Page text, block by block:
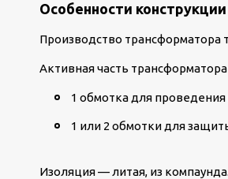
Особенности конструкции
Производство трансформатора
Активная часть
1 обмотка для
1 или 2 обмотки для
Изоляция — литая, из